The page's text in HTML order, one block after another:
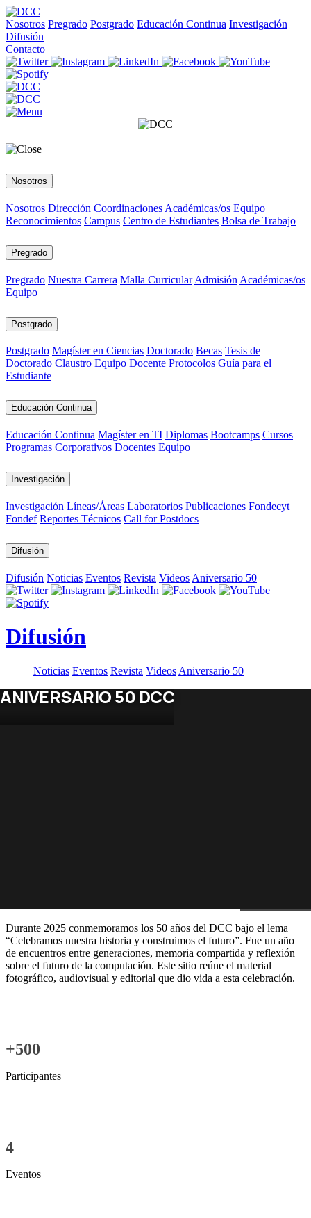
Nosotros Pregrado Postgrado Educación Continua Investigación
Difusión
Contacto
Nosotros
Nosotros Dirección Coordinaciones Académicas/os Equipo
Reconocimientos Campus Centro de Estudiantes Bolsa de Trabajo
Pregrado
Pregrado Nuestra Carrera Malla Curricular Admisión Académicas/os
Equipo
Postgrado
Postgrado Magíster en Ciencias Doctorado Becas Tesis de
Doctorado Claustro Equipo Docente Protocolos Guía para el
Estudiante
Educación Continua
Educación Continua Magíster en TI Diplomas Bootcamps Cursos
Programas Corporativos Docentes Equipo
Investigación
Investigación Líneas/Áreas Laboratorios Publicaciones Fondecyt
Fondef Reportes Técnicos Call for Postdocs
Difusión
Difusión Noticias Eventos Revista Videos Aniversario 50
Difusión
Noticias Eventos Revista Videos Aniversario 50
ANIVERSARIO 50 DCC
Durante 2025 conmemoramos los 50 años del DCC bajo el lema
“Celebramos nuestra historia y construimos el futuro”. Fue un año
de encuentros entre generaciones, memoria compartida y reflexión
sobre el futuro de la computación. Este sitio reúne el material
fotográfico, audiovisual y editorial que dio vida a esta celebración.
+500
Participantes
4
Eventos